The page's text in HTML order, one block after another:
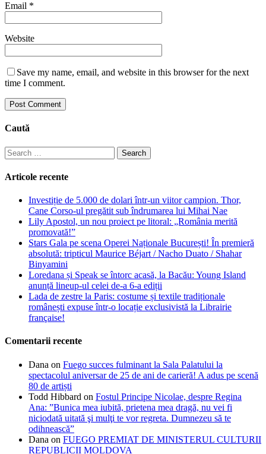
Email *
Website
Save my name, email, and website in this browser for the next
time I comment.
Caută
Search
for:
Articole recente
Investiție de 5.000 de dolari într-un viitor campion. Thor,
Cane Corso-ul pregătit sub îndrumarea lui Mihai Nae
Lily Apostol, un nou proiect pe litoral: „România merită
promovată!”
Stars Gala pe scena Operei Naționale București! În premieră
absolută: tripticul Maurice Béjart / Nacho Duato / Shahar
Binyamini
Loredana și Speak se întorc acasă, la Bacău: Young Island
anunță lineup-ul celei de-a 6-a ediții
Lada de zestre la Paris: costume și textile tradiționale
românești expuse într-o locație exclusivistă la Librairie
française!
Comentarii recente
Dana on Fuego succes fulminant la Sala Palatului la
spectacolul aniversar de 25 de ani de carieră! A adus pe scenă
80 de artiști
Todd Hibbard on Fostul Principe Nicolae, despre Regina
Ana: ”Bunica mea iubită, prietena mea dragă, nu vei fi
niciodată uitată şi mulţi te vor regreta. Dumnezeu să te
odihnească”
Dana on FUEGO PREMIAT DE MINISTERUL CULTURII
REPUBLICII MOLDOVA